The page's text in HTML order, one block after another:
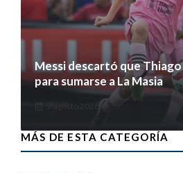
Messi descartó que
para sumarse a La Masia
MÁS DE ESTA CATEGORÍA